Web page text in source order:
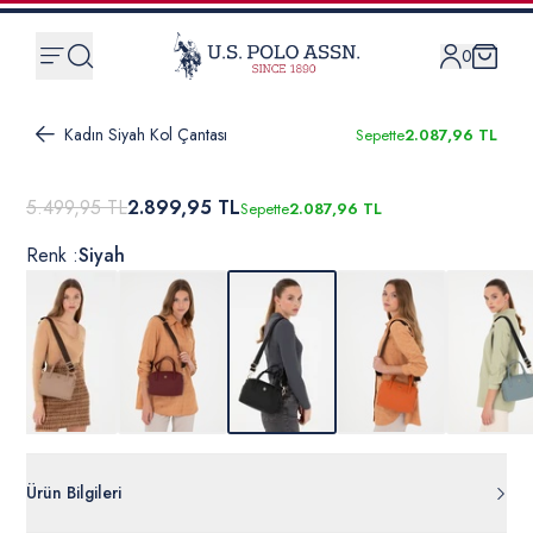
0
Kadın Siyah Kol Çantası Sepette2.087,96 TL
5.499,95 TL2.899,95 TLSepette2.087,96 TL
Renk :Siyah
Ürün Bilgileri